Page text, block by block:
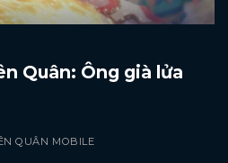
Quân: Ông già lửa
QUÂN MOBILE